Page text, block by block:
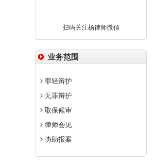
扫码关注杨律师微信
业务范围
罪轻辩护
无罪辩护
取保候审
律师会见
协助报案